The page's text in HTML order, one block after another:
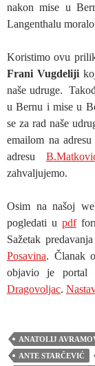
nakon mise u
Langenthalu
Koristimo ovu
Frani Vugdeliji
naše udruge.
u Bernu i mise u
se za rad naše
emailom na
adresu
zahvaljujemo.
Osim na našoj
pogledati u pdf
Sažetak
Posavina. Članak
objavio je portal
Dragovoljac.
ANATOLIJ
ANTE STARČEVIĆ